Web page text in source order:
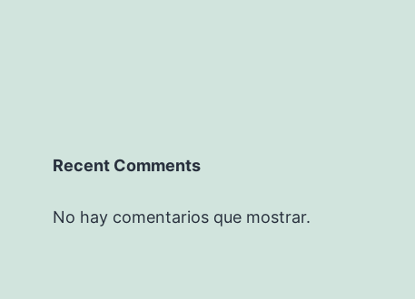
Recent Comments
No hay comentarios que mostrar.